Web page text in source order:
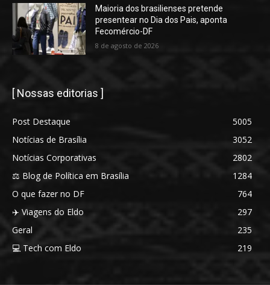
Maioria dos brasilienses pretende
presentear no Dia dos Pais, aponta
Fecomércio-DF
8 de agosto de 2026
[ Nossas editorias ]
Post Destaque
5005
Notícias de Brasília
3052
Notícias Corporativas
2802
⚖️ Blog de Política em Brasília
1284
O que fazer no DF
764
✈️ Viagens do Eldo
297
Geral
235
💻 Tech com Eldo
219